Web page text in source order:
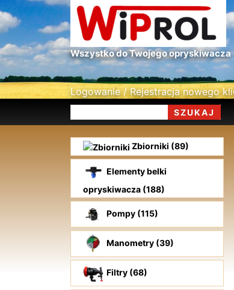
Wszystko do Twojego opryskiwacza
Logowanie / Rejestracja nowego
Zbiorniki (89)
Elementy belki
opryskiwacza (188)
Pompy (115)
Manometry (39)
Filtry (68)